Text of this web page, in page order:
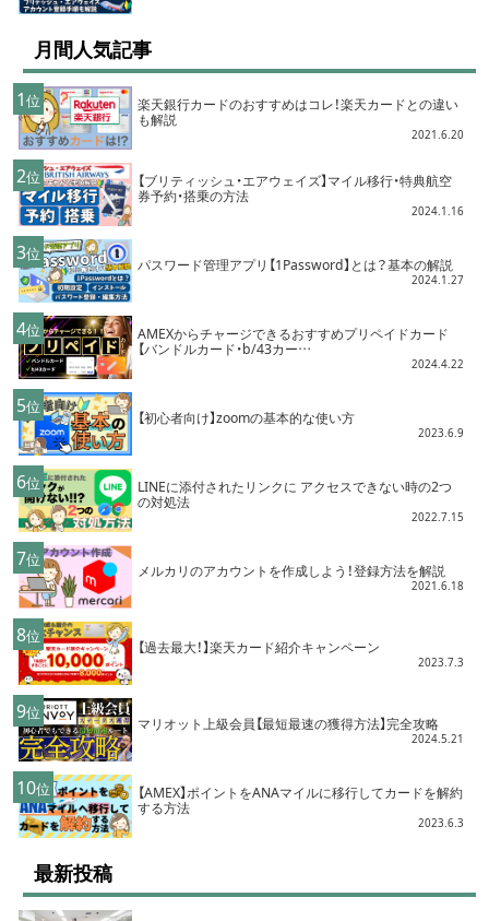
月間人気記事
1位 楽天銀行カードのおすすめはコレ！楽天カードとの違い
も解説
2021.6.20
2位 【ブリティッシュ・エアウェイズ】マイル移行・特典航空
券予約・搭乗の方法
2024.1.16
3位
パスワード管理アプリ【1Password】とは？基本の解説
2024.1.27
4位 AMEXからチャージできるおすすめプリペイドカード
【バンドルカード・b/43カー…
2024.4.22
5位
【初心者向け】zoomの基本的な使い方
2023.6.9
6位 LINEに添付されたリンクに アクセスできない時の2つ
の対処法
2022.7.15
7位
メルカリのアカウントを作成しよう！登録方法を解説
2021.6.18
8位
【過去最大！】楽天カード紹介キャンペーン
2023.7.3
9位
マリオット上級会員【最短最速の獲得方法】完全攻略
2024.5.21
10位 【AMEX】ポイントをANAマイルに移行してカードを解約
する方法
2023.6.3
最新投稿